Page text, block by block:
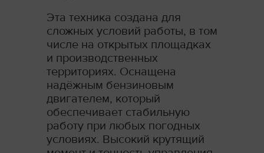
Эта техника создана для
сложных условий работы, в том
числе на открытых площадках
и производственных
территориях. Оснащена
надёжным бензиновым
двигателем, который
обеспечивает стабильную
работу при любых погодных
условиях. Высокий крутящий